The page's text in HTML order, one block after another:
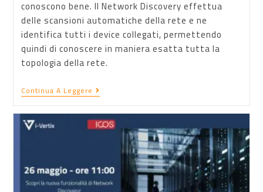
conoscono bene. Il Network Discovery effettua
delle scansioni automatiche della rete e ne
identifica tutti i device collegati, permettendo
quindi di conoscere in maniera esatta tutta la
topologia della rete.
Continua A Leggere